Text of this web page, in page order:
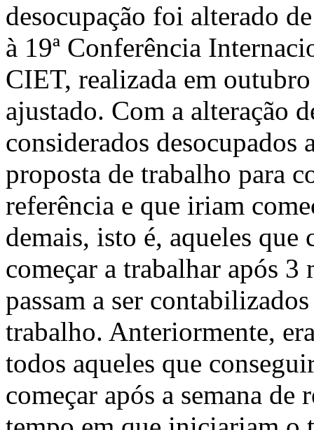
desocupação foi alterado
à 19ª Conferência
CIET, realizada em
ajustado. Com a alteração
considerados desocupados
proposta de trabalho para
referência e que iriam
demais, isto é, aqueles que
começar a trabalhar após 3
passam a ser
trabalho. Anteriormente,
todos aqueles que
começar após a semana